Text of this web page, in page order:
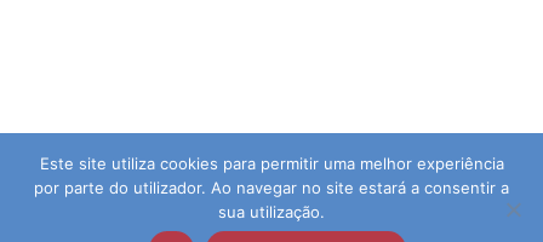
© 2026 Agrupamento de Escolas da Guia | Direitos
Este site utiliza cookies para permitir uma melhor experiência
por parte do utilizador. Ao navegar no site estará a consentir a
sua utilização.